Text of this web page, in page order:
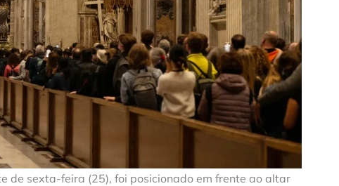
de sexta-feira (25), foi posicionado em frente ao altar